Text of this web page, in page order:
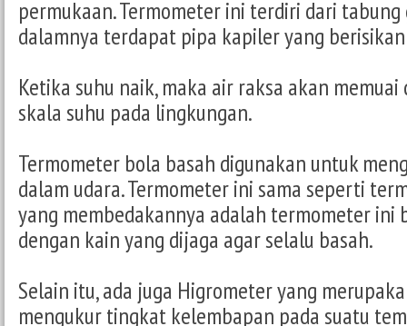
permukaan. Termometer ini terdiri dari tabung
dalamnya terdapat pipa kapiler yang
Ketika suhu naik, maka air raksa akan
skala suhu pada lingkungan.
Termometer bola basah digunakan untuk
dalam udara. Termometer ini sama seperti
yang membedakannya adalah termometer ini
dengan kain yang dijaga agar selalu basah.
Selain itu, ada juga Higrometer yang
mengukur tingkat kelembapan pada suatu